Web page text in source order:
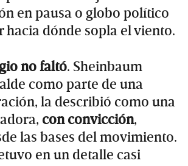
en pausa o globo político
hacia dónde sopla el viento.
no faltó. Sheinbaum
como parte de una
la describió como una
con convicción,
las bases del movimiento.
en un detalle casi